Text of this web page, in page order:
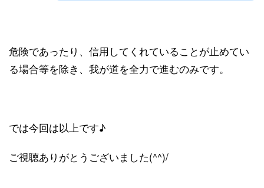
危険であったり、信用してくれていることが止めてい
る場合等を除き、我が道を全力で進むのみです。
では今回は以上です♪
ご視聴ありがとうございました(^^)/